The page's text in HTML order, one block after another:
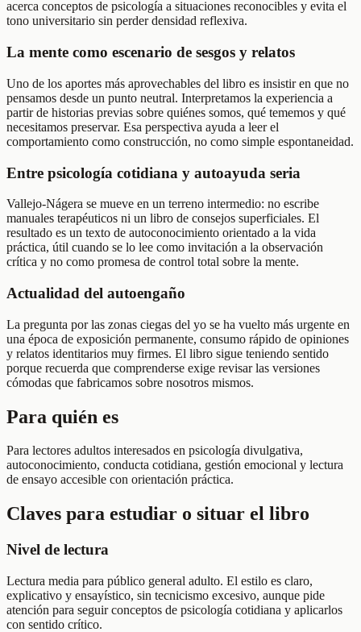
acerca conceptos de psicología a situaciones reconocibles y evita el
tono universitario sin perder densidad reflexiva.
La mente como escenario de sesgos y relatos
Uno de los aportes más aprovechables del libro es insistir en que no
pensamos desde un punto neutral. Interpretamos la experiencia a
partir de historias previas sobre quiénes somos, qué tememos y qué
necesitamos preservar. Esa perspectiva ayuda a leer el
comportamiento como construcción, no como simple espontaneidad.
Entre psicología cotidiana y autoayuda seria
Vallejo-Nágera se mueve en un terreno intermedio: no escribe
manuales terapéuticos ni un libro de consejos superficiales. El
resultado es un texto de autoconocimiento orientado a la vida
práctica, útil cuando se lo lee como invitación a la observación
crítica y no como promesa de control total sobre la mente.
Actualidad del autoengaño
La pregunta por las zonas ciegas del yo se ha vuelto más urgente en
una época de exposición permanente, consumo rápido de opiniones
y relatos identitarios muy firmes. El libro sigue teniendo sentido
porque recuerda que comprenderse exige revisar las versiones
cómodas que fabricamos sobre nosotros mismos.
Para quién es
Para lectores adultos interesados en psicología divulgativa,
autoconocimiento, conducta cotidiana, gestión emocional y lectura
de ensayo accesible con orientación práctica.
Claves para estudiar o situar el libro
Nivel de lectura
Lectura media para público general adulto. El estilo es claro,
explicativo y ensayístico, sin tecnicismo excesivo, aunque pide
atención para seguir conceptos de psicología cotidiana y aplicarlos
con sentido crítico.